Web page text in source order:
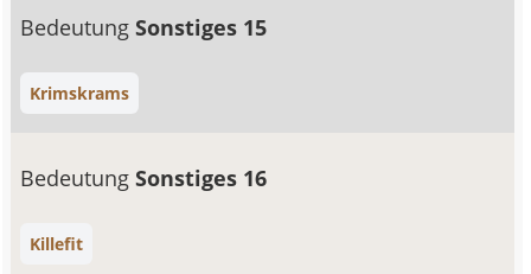
BedeutungSonstiges 15
Krimskrams
BedeutungSonstiges 16
Killefit